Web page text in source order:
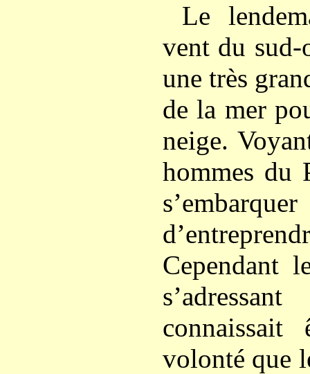
Le
vent du sud-
une très
de la mer
neige.
hommes du
Cependant
volonté que